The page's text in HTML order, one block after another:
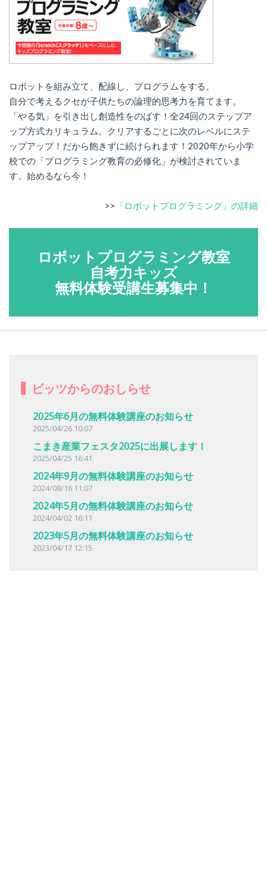
ロボットを組み立て、配線し、プログラムをする。
自分で考えるクセが子供たちの論理的思考力を育てます。
「やる気」を引き出し創造性をのばす！全24回のステップア
ップ方式カリキュラム。クリアするごとに次のレベルにステ
ップアップ！だから飽きずに続けられます！2020年から小学
校での「プログラミング教育の必修化」が検討されていま
す。始めるなら今！
>> 「ロボットプログラミング」の詳細
ロボットプログラミング教室
自考力キッズ
無料体験受講生募集中！
ビッツからのおしらせ
2025年6月の無料体験講座のお知らせ
2025/04/26 10:07
こまき産業フェスタ2025に出展します！
2025/04/25 16:41
2024年9月の無料体験講座のお知らせ
2024/08/16 11:07
2024年5月の無料体験講座のお知らせ
2024/04/02 16:11
2023年5月の無料体験講座のお知らせ
2023/04/17 12:15